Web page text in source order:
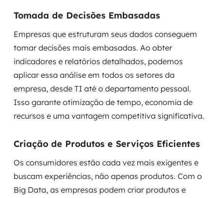
Tomada de Decisões Embasadas
Empresas que estruturam seus dados conseguem
tomar decisões mais embasadas. Ao obter
indicadores e relatórios detalhados, podemos
aplicar essa análise em todos os setores da
empresa, desde TI até o departamento pessoal.
Isso garante otimização de tempo, economia de
recursos e uma vantagem competitiva significativa.
Criação de Produtos e Serviços Eficientes
Os consumidores estão cada vez mais exigentes e
buscam experiências, não apenas produtos. Com o
Big Data, as empresas podem criar produtos e